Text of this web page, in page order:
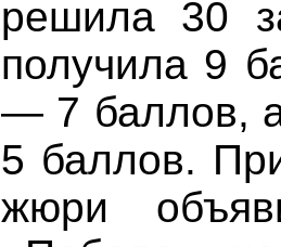
решила 30
получила 9
— 7 баллов,
5 баллов.
жюри